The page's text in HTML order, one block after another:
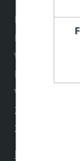
Maandag
Dinsdag
Woensdag
Donderdag
Vrijdag
Zaterdag
Zondag
Extra